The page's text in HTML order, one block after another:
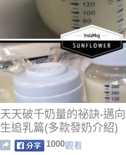
天天破千奶量的祕訣-邁
生追乳篇(多款發奶介紹)
1000觀看